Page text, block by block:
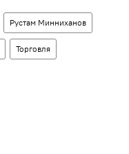
Рустам Минниханов
Торговля